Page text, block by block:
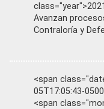
Avanzan
Contraloría y
<span
05T17:05:43-
<span